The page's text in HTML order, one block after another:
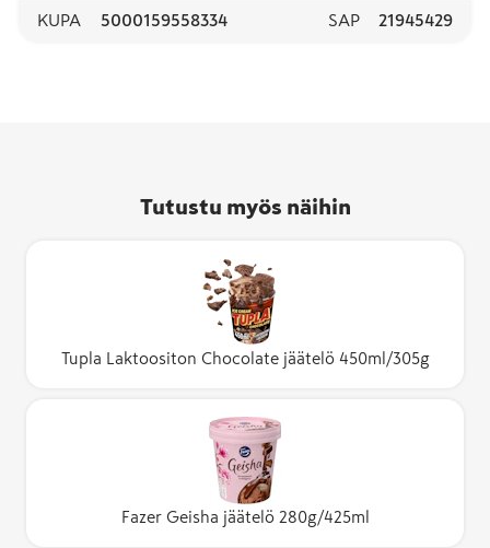
KUPA 5000159558334 SAP 21945429
Tutustu myös näihin
Tupla Laktoositon Chocolate jäätelö 450ml/305g
Fazer Geisha jäätelö 280g/425ml